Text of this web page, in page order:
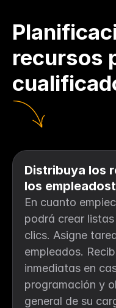
recursos
Distribuya los
los
En cuanto
podrá crear
clics. Asigne
empleados.
inmediatas en
programación y
general de su